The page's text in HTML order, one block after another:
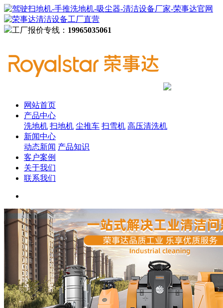
工厂报价专线： 19965035061
网站首页
产品中心
洗地机 扫地机 尘推车 扫雪机 高压清洗机
新闻中心
动态新闻 产品知识
客户案例
关于我们
联系我们